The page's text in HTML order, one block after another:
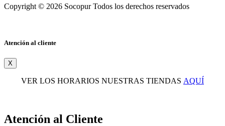
Copyright © 2026 Socopur Todos los derechos reservados
Atención al cliente
X
VER LOS HORARIOS NUESTRAS TIENDAS AQUÍ
Atención al Cliente